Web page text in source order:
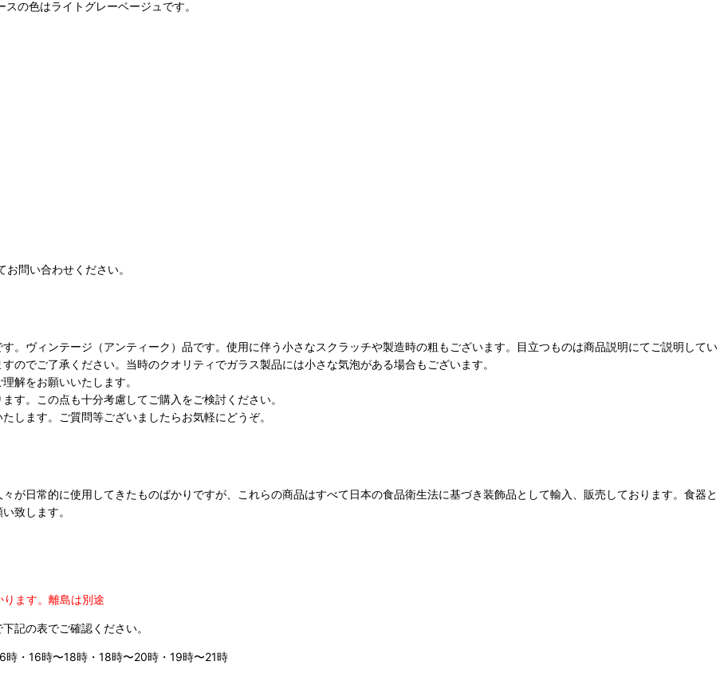
の色はライトグレーベージュです。
問い合わせください。
。ヴィンテージ（アンティーク）品です。使用に伴う小さなスクラッチや製造時の粗もございます。目立つものは商品説明にてご説明してい
のでご了承ください。当時のクオリティでガラス製品には小さな気泡がある場合もございます。
解をお願いいたします。
す。この点も十分考慮してご購入をご検討ください。
します。ご質問等ございましたらお気軽にどうぞ。
が日常的に使用してきたものばかりですが、これらの商品はすべて日本の食品衛生法に基づき装飾品として輸入、販売しております。食器と
致します。
ます。 離島は別途
記の表でご確認ください。
時・16時〜18時・18時〜20時・19時〜21時